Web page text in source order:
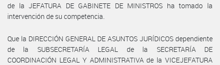
de la JEFATURA DE GABINETE DE MINISTROS ha tomado la
intervención de su competencia.
Que la DIRECCIÓN GENERAL DE ASUNTOS JURÍDICOS dependiente
de la SUBSECRETARÍA LEGAL de la SECRETARÍA DE
COORDINACIÓN LEGAL Y ADMINISTRATIVA de la VICEJEFATURA